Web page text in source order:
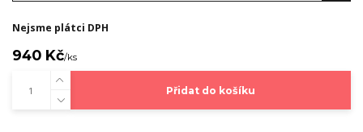
Nejsme plátci DPH
940 Kč/ks
Přidat do košíku